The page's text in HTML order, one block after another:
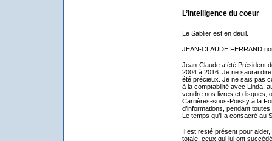
L’intelligence du coeur
Le Sablier est en deuil.
JEAN-CLAUDE FERRAND
Jean-Claude a été Président
2004 à 2016. Je ne saurai
été précieux. Je ne sais pas
à la comptabilité avec Linda,
vendre nos livres et disques,
Carrières-sous-Poissy à la
d’informations, pendant
Le temps qu’il a consacré au
Il est resté présent pour
totale, ceux qui lui ont